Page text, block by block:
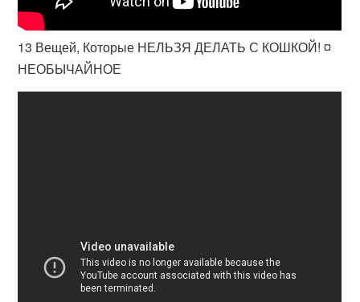
13 Вещей, Которые НЕЛЬЗЯ ДЕЛАТЬ С КОШКОЙ! ¤
НЕОБЫЧАЙНОЕ